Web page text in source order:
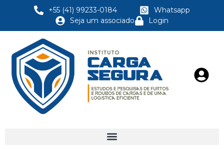
+55 (41) 99233-0184
Whatsapp
Seja um associado
Login